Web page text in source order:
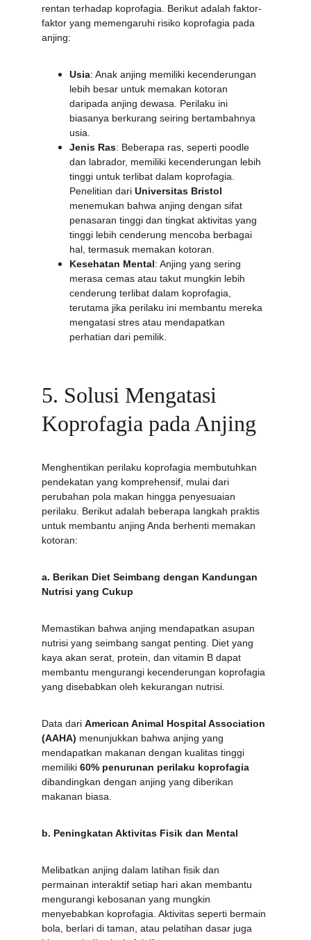
rentan terhadap koprofagia. Berikut adalah faktor-
faktor yang memengaruhi risiko koprofagia pada
anjing:
Usia: Anak anjing memiliki kecenderungan
lebih besar untuk memakan kotoran
daripada anjing dewasa. Perilaku ini
biasanya berkurang seiring bertambahnya
usia.
Jenis Ras: Beberapa ras, seperti poodle
dan labrador, memiliki kecenderungan lebih
tinggi untuk terlibat dalam koprofagia.
Penelitian dari Universitas Bristol
menemukan bahwa anjing dengan sifat
penasaran tinggi dan tingkat aktivitas yang
tinggi lebih cenderung mencoba berbagai
hal, termasuk memakan kotoran.
Kesehatan Mental: Anjing yang sering
merasa cemas atau takut mungkin lebih
cenderung terlibat dalam koprofagia,
terutama jika perilaku ini membantu mereka
mengatasi stres atau mendapatkan
perhatian dari pemilik.
5. Solusi Mengatasi
Koprofagia pada Anjing
Menghentikan perilaku koprofagia membutuhkan
pendekatan yang komprehensif, mulai dari
perubahan pola makan hingga penyesuaian
perilaku. Berikut adalah beberapa langkah praktis
untuk membantu anjing Anda berhenti memakan
kotoran:
a. Berikan Diet Seimbang dengan Kandungan
Nutrisi yang Cukup
Memastikan bahwa anjing mendapatkan asupan
nutrisi yang seimbang sangat penting. Diet yang
kaya akan serat, protein, dan vitamin B dapat
membantu mengurangi kecenderungan koprofagia
yang disebabkan oleh kekurangan nutrisi.
Data dari American Animal Hospital Association
(AAHA) menunjukkan bahwa anjing yang
mendapatkan makanan dengan kualitas tinggi
memiliki 60% penurunan perilaku koprofagia
dibandingkan dengan anjing yang diberikan
makanan biasa.
b. Peningkatan Aktivitas Fisik dan Mental
Melibatkan anjing dalam latihan fisik dan
permainan interaktif setiap hari akan membantu
mengurangi kebosanan yang mungkin
menyebabkan koprofagia. Aktivitas seperti bermain
bola, berlari di taman, atau pelatihan dasar juga